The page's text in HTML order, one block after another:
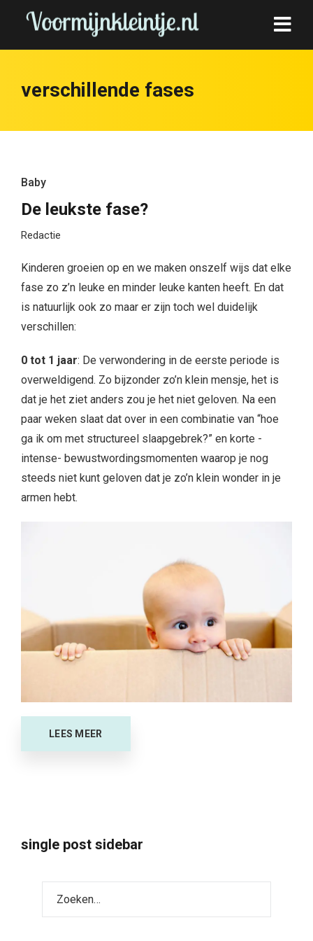
verschillende fases
Baby
De leukste fase?
Redactie
Kinderen groeien op en we maken onszelf wijs dat elke
fase zo z’n leuke en minder leuke kanten heeft. En dat
is natuurlijk ook zo maar er zijn toch wel duidelijk
verschillen:
0 tot 1 jaar: De verwondering in de eerste periode is
overweldigend. Zo bijzonder zo’n klein mensje, het is
dat je het ziet anders zou je het niet geloven. Na een
paar weken slaat dat over in een combinatie van “hoe
ga ik om met structureel slaapgebrek?” en korte -
intense- bewustwordingsmomenten waarop je nog
steeds niet kunt geloven dat je zo’n klein wonder in je
armen hebt.
LEES MEER
single post sidebar